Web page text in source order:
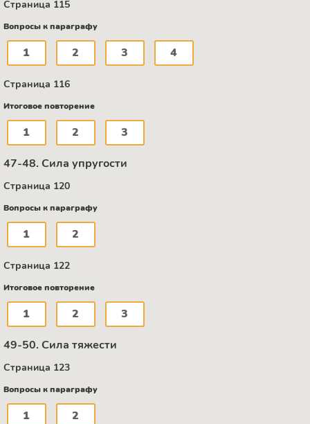
Страница 115
Вопросы к параграфу
1 2 3 4
Страница 116
Итоговое повторение
1 2 3
47-48. Сила упругости
Страница 120
Вопросы к параграфу
1 2
Страница 122
Итоговое повторение
1 2 3
49-50. Сила тяжести
Страница 123
Вопросы к параграфу
1 2